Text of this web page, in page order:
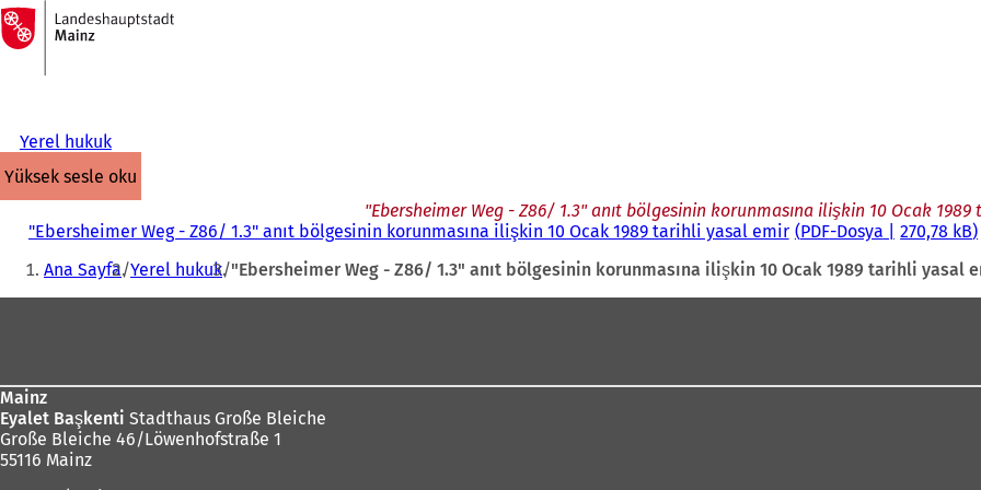
İçeriğe atla
Ana
sayfaya
Yerel hukuk
yüksek sesle oku
"Ebersheimer Weg - Z86/ 1.3" anıt bölgesinin korunmasına ilişkin 10 Ocak
"Ebersheimer Weg - Z86/ 1.3" anıt bölgesinin korunmasına ilişkin 10 Ocak 1989 tarihli yasal emir PDF-Dosya 270,78 kB
Buradasınız:
Ana Sayfa Yerel hukuk "Ebersheimer Weg - Z86/ 1.3" anıt bölgesinin korunmasına ilişkin 10 Ocak 1989 tarihli yasal
Mainz
Eyalet Başkenti Stadthaus Große Bleiche
Große Bleiche 46/Löwenhofstraße 1
55116 Mainz